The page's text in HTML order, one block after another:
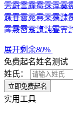
雱霨霅霾霉霂霪霙
霡雸靌雿靊雬霘霴
霳霚霫雭霼霕霯霬
展开剩余80%
免费起名姓名测试
姓氏：
实用工具